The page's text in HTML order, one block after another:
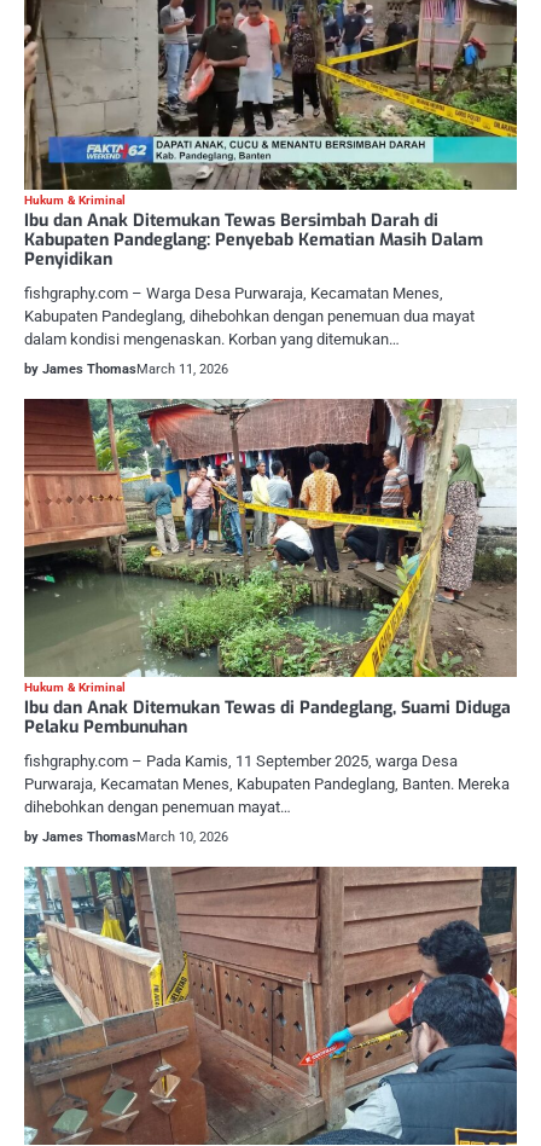
Hukum & Kriminal
Ibu dan Anak Ditemukan Tewas Bersimbah Darah di
Kabupaten Pandeglang: Penyebab Kematian Masih Dalam
Penyidikan
fishgraphy.com – Warga Desa Purwaraja, Kecamatan Menes,
Kabupaten Pandeglang, dihebohkan dengan penemuan dua mayat
dalam kondisi mengenaskan. Korban yang ditemukan…
by James ThomasMarch 11, 2026
Hukum & Kriminal
Ibu dan Anak Ditemukan Tewas di Pandeglang, Suami Diduga
Pelaku Pembunuhan
fishgraphy.com – Pada Kamis, 11 September 2025, warga Desa
Purwaraja, Kecamatan Menes, Kabupaten Pandeglang, Banten. Mereka
dihebohkan dengan penemuan mayat…
by James ThomasMarch 10, 2026